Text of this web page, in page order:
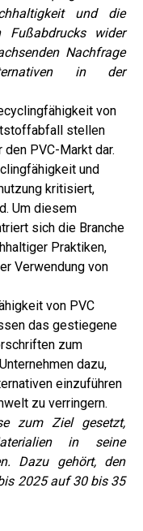
und die
Fußabdrucks wider
Nachfrage
in der
von
stellen
PVC-Markt dar.
und
kritisiert,
Um diesem
sich die Branche
Praktiken,
Verwendung von
von PVC
das gestiegene
zum
dazu,
einzuführen
zu verringern.
zum Ziel gesetzt,
in seine
Dazu gehört, den
2025 auf 30 bis 35